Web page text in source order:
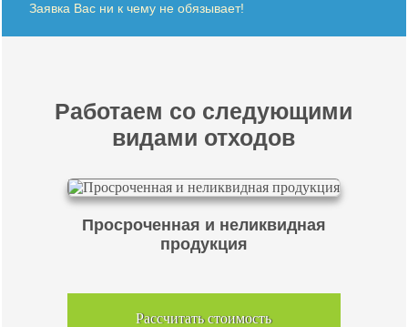
Заявка Вас ни к чему не обязывает!
Работаем со следующими
видами отходов
Просроченная и неликвидная
продукция
Рассчитать стоимость